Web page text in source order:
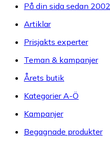
På din sida sedan 2002
Artiklar
Prisjakts experter
Teman & kampanjer
Årets butik
Kategorier A-Ö
Kampanjer
Begagnade produkter